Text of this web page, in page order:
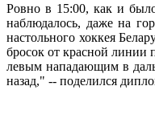
Ровно в 15:00, как и
наблюдалось, даже на
настольного хоккея
бросок от красной
левым нападающим в
назад," -- поделился